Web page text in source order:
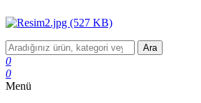
Ara
0
0
Menü